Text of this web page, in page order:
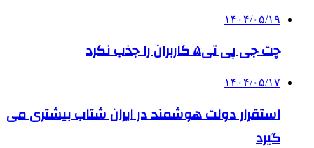
۱۴۰۴/۰۵/۱۹
چت جی پی تی۵ کاربران را جذب نکرد
۱۴۰۴/۰۵/۱۷
استقرار دولت هوشمند در ایران شتاب بیشتری می
گیرد